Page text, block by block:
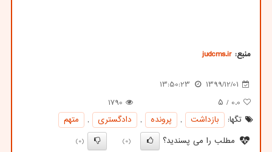
منبع: judcms.ir
1399/12/01
13:50:23
0.0 / ۵
1790
تگها:
بازداشت , پرونده , دادگستری ,
متهم
مطلب را می پسندید؟
(0)
(0)